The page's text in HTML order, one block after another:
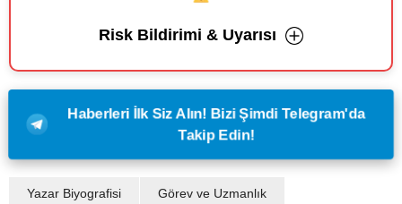
Risk Bildirimi & Uyarısı
Haberleri İlk Siz Alın! Bizi Şimdi Telegram'da
Takip Edin!
Yazar Biyografisi Görev ve Uzmanlık